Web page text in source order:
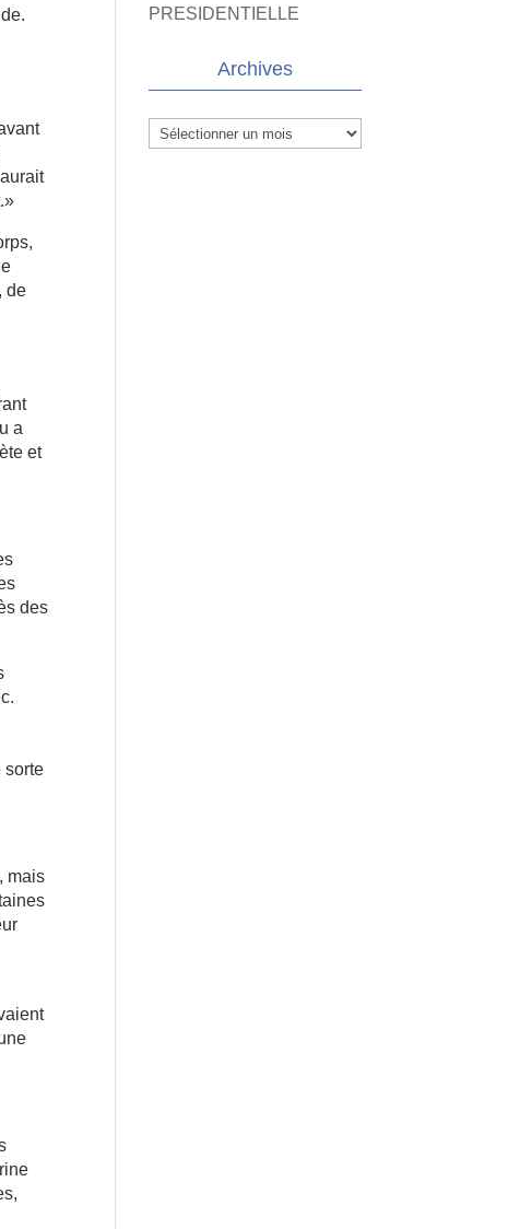
de
a
et
des
sorte
mais
PRESIDENTIELLE
Archives
Archives